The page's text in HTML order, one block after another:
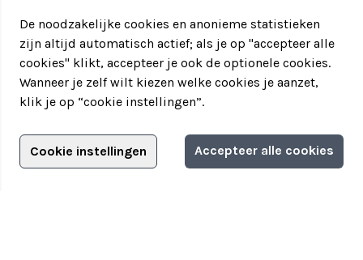
Adverteren?
Adverteerdersopties
De noodzakelijke cookies en anonieme statistieken
zijn altijd automatisch actief; als je op "accepteer alle
cookies" klikt, accepteer je ook de optionele cookies.
Wanneer je zelf wilt kiezen welke cookies je aanzet,
klik je op “cookie instellingen”.
Cookie instellingen Accepteer alle cookies